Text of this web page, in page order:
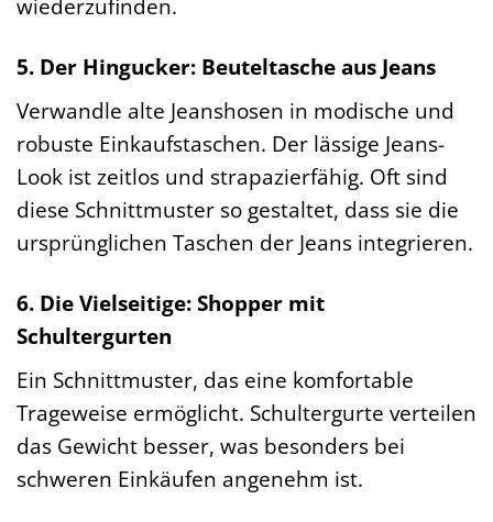
wiederzufinden.
5. Der Hingucker: Beuteltasche aus Jeans
Verwandle alte Jeanshosen in modische und
robuste Einkaufstaschen. Der lässige Jeans-
Look ist zeitlos und strapazierfähig. Oft sind
diese Schnittmuster so gestaltet, dass sie die
ursprünglichen Taschen der Jeans integrieren.
6. Die Vielseitige: Shopper mit
Schultergurten
Ein Schnittmuster, das eine komfortable
Trageweise ermöglicht. Schultergurte verteilen
das Gewicht besser, was besonders bei
schweren Einkäufen angenehm ist.